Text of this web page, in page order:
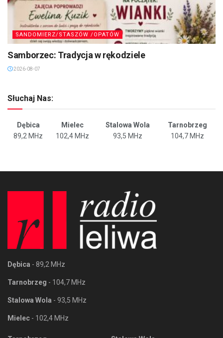
SANDOMIERZ/STASZÓW /OPATÓW
Samborzec: Tradycja w rękodziele
2026-08-07
Słuchaj Nas:
Dębica Mielec Stalowa Wola
Tarnobrzeg
89,2 MHz
102,4 MHz 93,5 MHz 104,7 MHz
Dębica - 89,2 MHz
Tarnobrzeg - 104,7 MHz
Stalowa Wola - 93,5 MHz
Mielec - 102,4 MHz